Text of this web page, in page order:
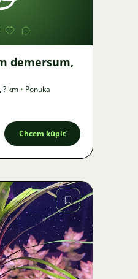
demersum,
,? km • Ponuka
Chcem kúpiť
Obrázok